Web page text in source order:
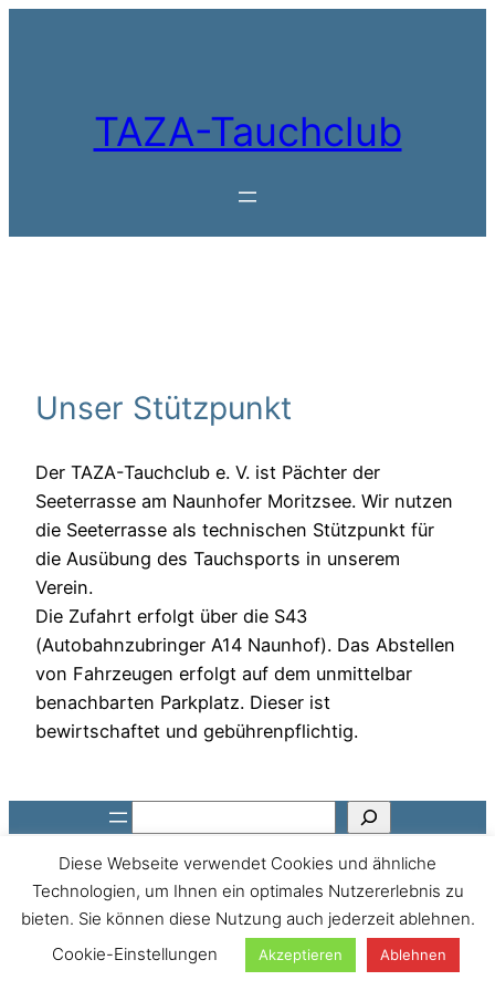
TAZA-Tauchclub
Unser Stützpunkt
Der TAZA-Tauchclub e. V. ist Pächter der
Seeterrasse am Naunhofer Moritzsee. Wir nutzen
die Seeterrasse als technischen Stützpunkt für
die Ausübung des Tauchsports in unserem
Verein.
Die Zufahrt erfolgt über die S43
(Autobahnzubringer A14 Naunhof). Das Abstellen
von Fahrzeugen erfolgt auf dem unmittelbar
benachbarten Parkplatz. Dieser ist
bewirtschaftet und gebührenpflichtig.
Diese Webseite verwendet Cookies und ähnliche
Technologien, um Ihnen ein optimales Nutzererlebnis zu
bieten. Sie können diese Nutzung auch jederzeit ablehnen.
Cookie-Einstellungen
Akzeptieren Ablehnen